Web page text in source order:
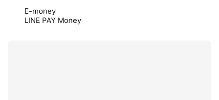
E-money
LINE PAY Money